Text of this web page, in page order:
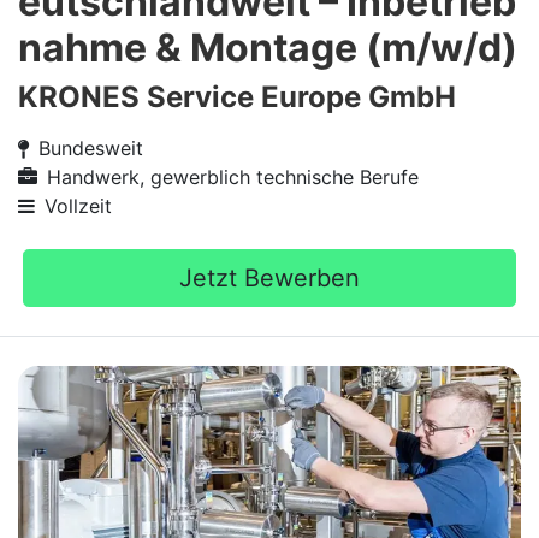
nahme & Montage (m/w/d)
KRONES Service Europe GmbH
Bundesweit
Handwerk, gewerblich technische Berufe
Vollzeit
Jetzt Bewerben